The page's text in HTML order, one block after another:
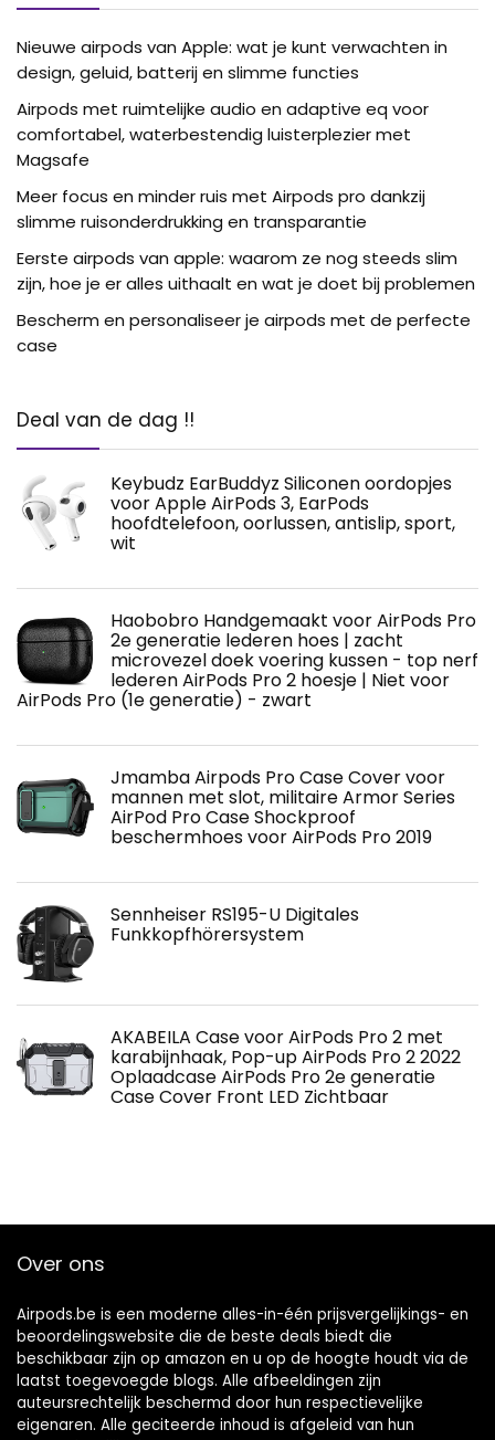
Nieuwe airpods van Apple: wat je kunt verwachten in
design, geluid, batterij en slimme functies
Airpods met ruimtelijke audio en adaptive eq voor
comfortabel, waterbestendig luisterplezier met
Magsafe
Meer focus en minder ruis met Airpods pro dankzij
slimme ruisonderdrukking en transparantie
Eerste airpods van apple: waarom ze nog steeds slim
zijn, hoe je er alles uithaalt en wat je doet bij problemen
Bescherm en personaliseer je airpods met de perfecte
case
Deal van de dag !!
Keybudz EarBuddyz Siliconen oordopjes
voor Apple AirPods 3, EarPods
hoofdtelefoon, oorlussen, antislip, sport,
wit
Haobobro Handgemaakt voor AirPods Pro
2e generatie lederen hoes | zacht
microvezel doek voering kussen - top nerf
lederen AirPods Pro 2 hoesje | Niet voor
AirPods Pro (1e generatie) - zwart
Jmamba Airpods Pro Case Cover voor
mannen met slot, militaire Armor Series
AirPod Pro Case Shockproof
beschermhoes voor AirPods Pro 2019
Sennheiser RS195-U Digitales
Funkkopfhörersystem
AKABEILA Case voor AirPods Pro 2 met
karabijnhaak, Pop-up AirPods Pro 2 2022
Oplaadcase AirPods Pro 2e generatie
Case Cover Front LED Zichtbaar
Over ons
Airpods.be is een moderne alles-in-één prijsvergelijkings- en
beoordelingswebsite die de beste deals biedt die
beschikbaar zijn op amazon en u op de hoogte houdt via de
laatst toegevoegde blogs. Alle afbeeldingen zijn
auteursrechtelijk beschermd door hun respectievelijke
eigenaren. Alle geciteerde inhoud is afgeleid van hun